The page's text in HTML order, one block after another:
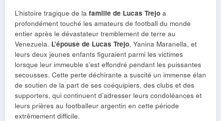
L’histoire tragique de la famille de Lucas Trejo a
profondément touché les amateurs de football du monde
entier après le dévastateur tremblement de terre au
Venezuela. L’épouse de Lucas Trejo, Yanina Maranella, et
leurs deux jeunes enfants figuraient parmi les victimes
lorsque leur immeuble s’est effondré pendant les puissantes
secousses. Cette perte déchirante a suscité un immense élan
de soutien de la part de ses coéquipiers, des clubs et des
supporters, qui continuent d’adresser leurs condoléances et
leurs prières au footballeur argentin en cette période
extrêmement difficile.